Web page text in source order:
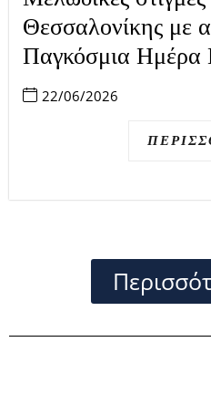
Θεσσαλονίκης με
Παγκόσμια Ημέρα
22/06/2026